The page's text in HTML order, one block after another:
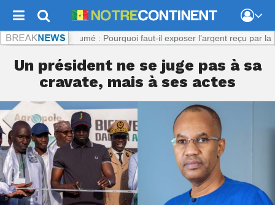
: Viol présumé : Pourquoi faut-il exposer l’argent reçu par la
Un président ne se juge pas à sa
cravate, mais à ses actes